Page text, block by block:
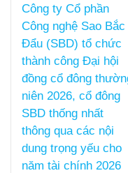
Công ty Cổ phần
Công nghệ Sao Bắc
Đẩu (SBD) tổ chức
thành công Đại hội
đồng cổ đông
niên 2026, cổ đông
SBD thống nhất
thông qua các nội
dung trọng yếu cho
năm tài chính 2026